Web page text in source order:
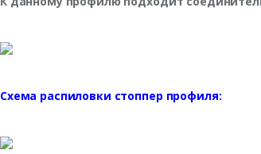
Схема распиловки стоппер профиля: